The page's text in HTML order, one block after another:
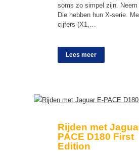
soms zo simpel zijn. Neem
Die hebben hun X-serie.
cijfers (X1,…
Lees meer
Rijden met
PACE D180 First
Edition